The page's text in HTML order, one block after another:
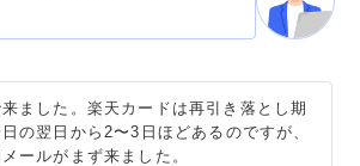
来ました。楽天カードは再引き落とし期
の翌日から2〜3日ほどあるのですが、
ールがまず来ました。